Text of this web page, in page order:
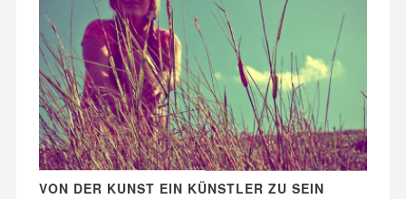
VON DER KUNST EIN KÜNSTLER ZU SEIN